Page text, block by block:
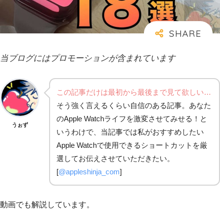
当ブログにはプロモーションが含まれています
うぉず
この記事だけは最初から最後まで見て欲しい…
そう強く言えるくらい自信のある記事。あなた
のApple Watchライフを激変させてみせる！と
いうわけで、当記事では私がおすすめしたい
Apple Watchで使用できるショートカットを厳
選してお伝えさせていただきたい。
[@appleshinja_com]
動画でも解説しています。